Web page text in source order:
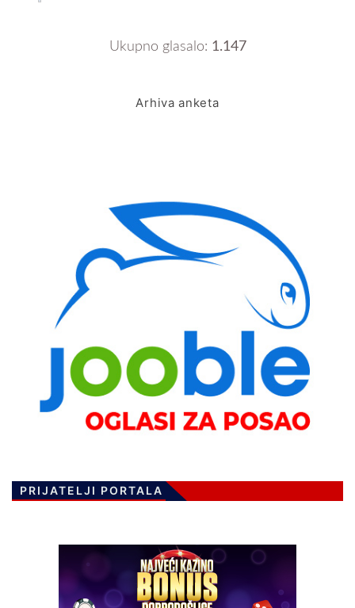
Ukupno glasalo: 1.147
Arhiva anketa
PRIJATELJI PORTALA